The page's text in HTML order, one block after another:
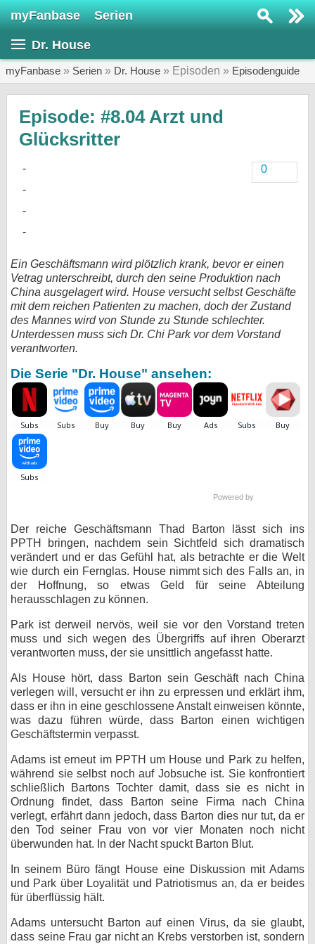
myFanbase Serien
Dr. House
myFanbase » Serien » Dr. House » Episoden » Episodenguide
Episode: #8.04 Arzt und
Glücksritter
0
Ein Geschäftsmann wird plötzlich krank, bevor er einen
Vetrag unterschreibt, durch den seine Produktion nach
China ausgelagert wird. House versucht selbst Geschäfte
mit dem reichen Patienten zu machen, doch der Zustand
des Mannes wird von Stunde zu Stunde schlechter.
Unterdessen muss sich Dr. Chi Park vor dem Vorstand
verantworten.
Die Serie "Dr. House" ansehen:
Powered by
Der reiche Geschäftsmann Thad Barton lässt sich ins
PPTH bringen, nachdem sein Sichtfeld sich dramatisch
verändert und er das Gefühl hat, als betrachte er die Welt
wie durch ein Fernglas. House nimmt sich des Falls an, in
der Hoffnung, so etwas Geld für seine Abteilung
herausschlagen zu können.
Park ist derweil nervös, weil sie vor den Vorstand treten
muss und sich wegen des Übergriffs auf ihren Oberarzt
verantworten muss, der sie unsittlich angefasst hatte.
Als House hört, dass Barton sein Geschäft nach China
verlegen will, versucht er ihn zu erpressen und erklärt ihm,
dass er ihn in eine geschlossene Anstalt einweisen könnte,
was dazu führen würde, dass Barton einen wichtigen
Geschäftstermin verpasst.
Adams ist erneut im PPTH um House und Park zu helfen,
während sie selbst noch auf Jobsuche ist. Sie konfrontiert
schließlich Bartons Tochter damit, dass sie es nicht in
Ordnung findet, dass Barton seine Firma nach China
verlegt, erfährt dann jedoch, dass Barton dies nur tut, da er
den Tod seiner Frau von vor vier Monaten noch nicht
überwunden hat. In der Nacht spuckt Barton Blut.
In seinem Büro fängt House eine Diskussion mit Adams
und Park über Loyalität und Patriotismus an, da er beides
für überflüssig hält.
Adams untersucht Barton auf einen Virus, da sie glaubt,
dass seine Frau gar nicht an Krebs verstorben ist, sondern
SERIEN
Kolumnen
Gewinnspiele
Forum
bei X
Kontakt
Cookie-Einstellungen
Impressum
Desktop-Ansicht
myFanbase